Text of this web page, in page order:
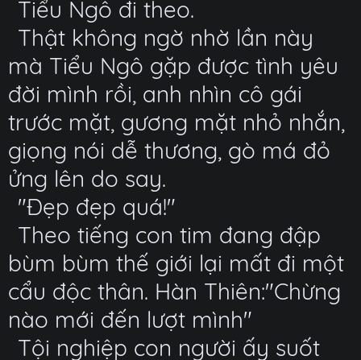
Tiểu Ngô đi theo.
Thật không ngờ nhờ lần này
mà Tiểu Ngô gặp được tình yêu
đời mình rồi, anh nhìn cô gái
trước mặt, gương mặt nhỏ nhắn,
giọng nói dễ thương, gò má đỏ
ửng lên do say.
"Đẹp đẹp quá!"
Theo tiếng con tim đang đập
bùm bùm thế giới lại mất đi một
cẩu độc thân. Hàn Thiên:"Chừng
nào mới đến lượt mình"
Tội nghiệp con người ấy suốt